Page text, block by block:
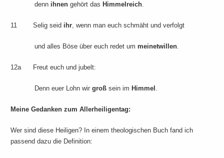
denn ihnen gehört das Himmelreich.
11 Selig seid ihr, wenn man euch schmäht und verfolgt
und alles Böse über euch redet ummeinetwillen.
12a Freut euch und jubelt:
Denn euer Lohn wirgroß sein im Himmel .
Meine Gedanken zum Allerheiligentag:
Wer sind diese Heiligen? In einem theologischen Buch fand ich
passend dazu die Definition: